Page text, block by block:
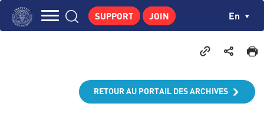
Skip
CENTRE DE RECHERCHES
PUBLICATIONS
SUPPORT JOIN En
RETOUR AU PORTAIL DES ARCHIVES
Cookies management panel